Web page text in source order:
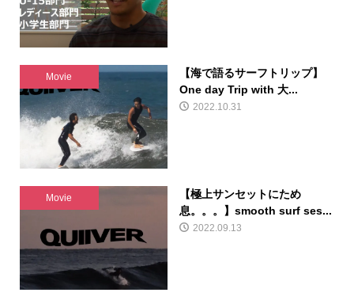
Movie
【海で語るサーフトリップ】
One day Trip with 大...
2022.10.31
Movie
【極上サンセットにため
息。。。】smooth surf ses...
2022.09.13